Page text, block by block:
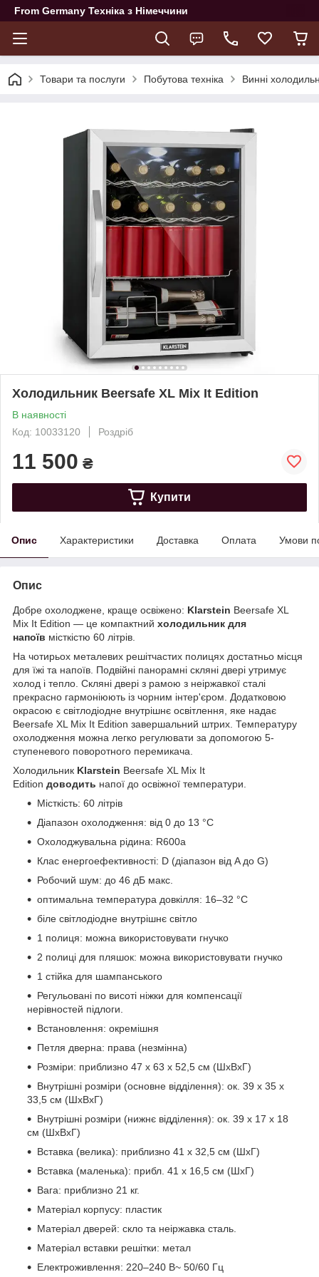
From Germany Техніка з Німеччини
Товари та послуги Побутова техніка Винні
Холодильник Beersafe XL Mix It Edition
В наявності
Код: 10033120
Роздріб
11 500 ₴
Купити
Опис Характеристики Доставка Оплата Умови
Опис
Добре охолоджене, краще освіжено: Klarstein Beersafe XL
Mix It Edition — це компактний холодильник для
напоїв місткістю 60 літрів.
На чотирьох металевих решітчастих полицях достатньо місця
для їжі та напоїв. Подвійні панорамні скляні двері утримує
холод і тепло. Скляні двері з рамою з неіржавкої сталі
прекрасно гармоніюють із чорним інтер'єром. Додатковою
окрасою є світлодіодне внутрішнє освітлення, яке надає
Beersafe XL Mix It Edition завершальний штрих. Температуру
охолодження можна легко регулювати за допомогою 5-
ступеневого поворотного перемикача.
Холодильник Klarstein Beersafe XL Mix It
Edition доводить напої до освіжної температури.
Місткість: 60 літрів
Діапазон охолодження: від 0 до 13 °C
Охолоджувальна рідина: R600a
Клас енергоефективності: D (діапазон від A до G)
Робочий шум: до 46 дБ макс.
оптимальна температура довкілля: 16–32 °C
біле світлодіодне внутрішнє світло
1 полиця: можна використовувати гнучко
2 полиці для пляшок: можна використовувати гнучко
1 стійка для шампанського
Регульовані по висоті ніжки для компенсації
нерівностей підлоги.
Встановлення: окремішня
Петля дверна: права (незмінна)
Розміри: приблизно 47 х 63 х 52,5 см (ШxВxГ)
Внутрішні розміри (основне відділення): ок. 39 х 35 х
33,5 см (ШхВхГ)
Внутрішні розміри (нижнє відділення): ок. 39 х 17 х 18
см (ШхВхГ)
Вставка (велика): приблизно 41 x 32,5 см (ШxГ)
Вставка (маленька): прибл. 41 x 16,5 см (ШxГ)
Вага: приблизно 21 кг.
Матеріал корпусу: пластик
Матеріал дверей: скло та неіржавка сталь.
Матеріал вставки решітки: метал
Електроживлення: 220–240 В~ 50/60 Гц